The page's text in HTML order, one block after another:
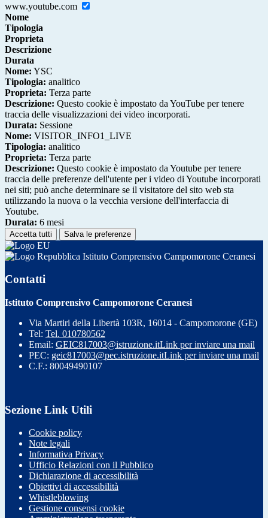
www.youtube.com
Nome
Tipologia
Proprieta
Descrizione
Durata
Nome: YSC
Tipologia: analitico
Proprieta: Terza parte
Descrizione: Questo cookie è impostato da YouTube per tenere
traccia delle visualizzazioni dei video incorporati.
Durata: Sessione
Nome: VISITOR_INFO1_LIVE
Tipologia: analitico
Proprieta: Terza parte
Descrizione: Questo cookie è impostato da Youtube per tenere
traccia delle preferenze dell'utente per i video di Youtube incorporati
nei siti; può anche determinare se il visitatore del sito web sta
utilizzando la nuova o la vecchia versione dell'interfaccia di
Youtube.
Durata: 6 mesi
Accetta tutti Salva le preferenze
Istituto Comprensivo Campomorone Ceranesi
Contatti
Istituto Comprensivo Campomorone Ceranesi
Via Martiri della Libertà 103R, 16014 - Campomorone (GE)
Tel: Tel. 010780562
Email: GEIC817003@istruzione.itLink per inviare una mail
PEC: geic817003@pec.istruzione.itLink per inviare una mail
C.F.: 80049490107
Sezione Link Utili
Cookie policy
Note legali
Informativa Privacy
Ufficio Relazioni con il Pubblico
Dichiarazione di accessibilità
Obiettivi di accessibilità
Whistleblowing
Gestione consensi cookie